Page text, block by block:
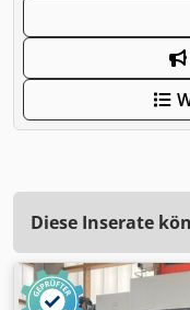
Diese Inserate